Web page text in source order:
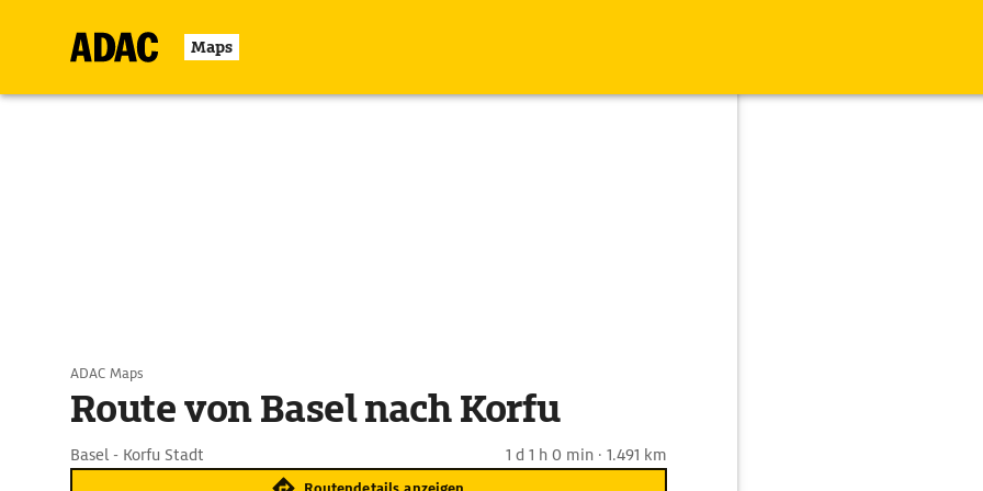
Maps
ADAC Maps
Route von Basel nach Korfu
Basel - Korfu Stadt 1 d 1 h 0 min · 1.491 km